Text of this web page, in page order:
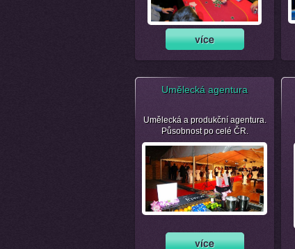
Umělecká agentura
Umělecká a produkční agentura.
Působnost po celé ČR.